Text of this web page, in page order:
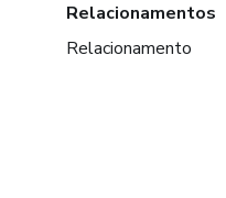
Relacionamentos
Relacionamento